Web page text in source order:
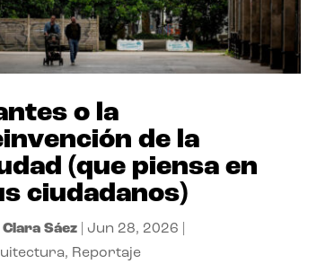
o la
de la
(que piensa en
ciudadanos)
Clara Sáez Jun 28, 2026
, Reportaje